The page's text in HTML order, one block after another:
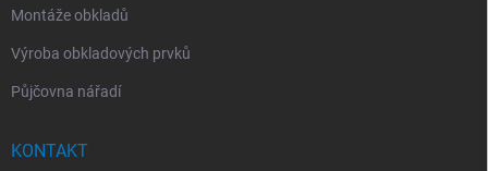
Montáže obkladů
Výroba obkladových prvků
Půjčovna nářadí
KONTAKT